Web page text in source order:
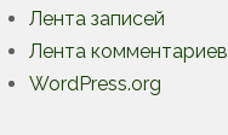
Лента записей
Лента комментариев
WordPress.org